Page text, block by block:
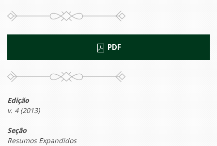
PDF
Edição
v. 4 (2013)
Seção
Resumos Expandidos